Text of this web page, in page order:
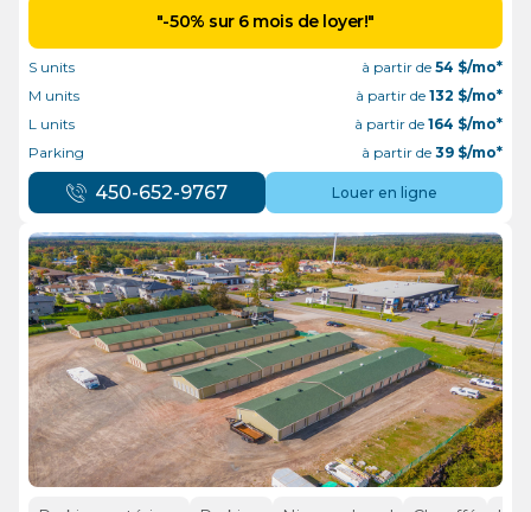
"-50% sur 6 mois de loyer!"
S units à partir de 54 $/mo*
M units
à partir de 132 $/mo*
L units
à partir de 164 $/mo*
Parking
à partir de 39 $/mo*
450-652-9767 Louer en ligne